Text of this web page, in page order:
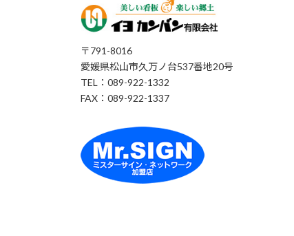
〒791-8016
愛媛県松山市久万ノ台537番地20号
TEL：089-922-1332
FAX：089-922-1337